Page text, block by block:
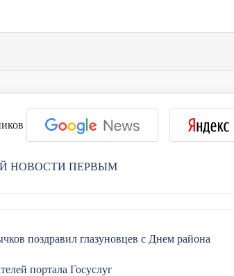
НОВОСТИ ПЕРВЫМ
поздравил глазуновцев с Днем района
портала Госуслуг